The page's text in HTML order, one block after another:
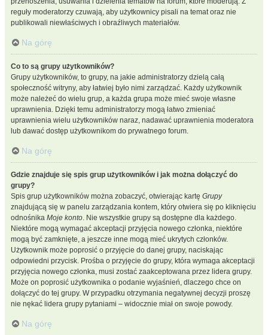
reguły moderatorzy czuwają, aby użytkownicy pisali na temat oraz nie
publikowali niewłaściwych i obraźliwych materiałów.
Na górę
Co to są grupy użytkowników?
Grupy użytkowników, to grupy, na jakie administratorzy dzielą całą
społeczność witryny, aby łatwiej było nimi zarządzać. Każdy użytkownik
może należeć do wielu grup, a każda grupa może mieć swoje własne
uprawnienia. Dzięki temu administratorzy mogą łatwo zmieniać
uprawnienia wielu użytkowników naraz, nadawać uprawnienia moderatora
lub dawać dostęp użytkownikom do prywatnego forum.
Na górę
Gdzie znajduje się spis grup użytkowników i jak można dołączyć do
grupy?
Spis grup użytkowników można zobaczyć, otwierając kartę Grupy
znajdującą się w panelu zarządzania kontem, który otwiera się po kliknięciu
odnośnika Moje konto. Nie wszystkie grupy są dostępne dla każdego.
Niektóre mogą wymagać akceptacji przyjęcia nowego członka, niektóre
mogą być zamknięte, a jeszcze inne mogą mieć ukrytych członków.
Użytkownik może poprosić o przyjęcie do danej grupy, naciskając
odpowiedni przycisk. Prośba o przyjęcie do grupy, która wymaga akceptacji
przyjęcia nowego członka, musi zostać zaakceptowana przez lidera grupy.
Może on poprosić użytkownika o podanie wyjaśnień, dlaczego chce on
dołączyć do tej grupy. W przypadku otrzymania negatywnej decyzji proszę
nie nękać lidera grupy pytaniami – widocznie miał on swoje powody.
Na górę